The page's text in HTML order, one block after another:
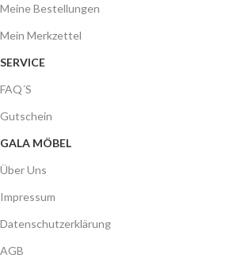
Meine Bestellungen
Mein Merkzettel
SERVICE
FAQ´S
Gutschein
GALA MÖBEL
Über Uns
Impressum
Datenschutzerklärung
AGB